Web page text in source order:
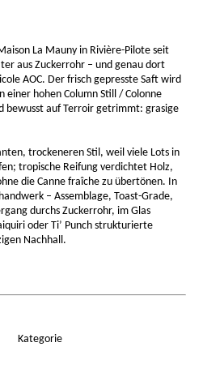
La Mauny in Rivière-Pilote seit
aus Zuckerrohr – und genau dort
AOC. Der frisch gepresste Saft wird
hohen Column Still / Colonne
bewusst auf Terroir getrimmt: grasige
trockeneren Stil, weil viele Lots in
tropische Reifung verdichtet Holz,
die Canne fraîche zu übertönen. In
– Assemblage, Toast-Grade,
durchs Zuckerrohr, im Glas
oder Ti’ Punch strukturierte
Nachhall.
Kategorie